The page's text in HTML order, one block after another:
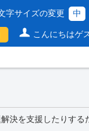
字サイズの変更 中
こんにちはゲ
決を支援したりする